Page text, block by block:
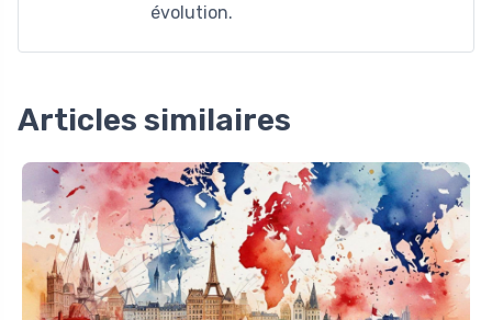
évolution.
Articles similaires